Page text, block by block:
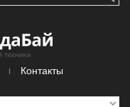
Контакты